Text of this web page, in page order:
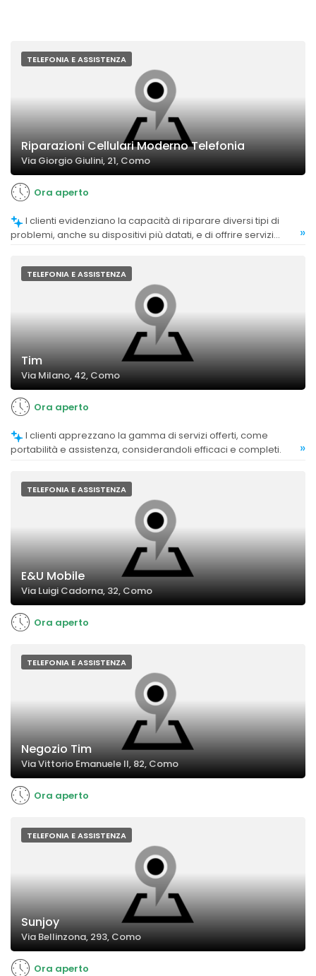
TELEFONIA E ASSISTENZA
Riparazioni Cellulari Moderno Telefonia
Via Giorgio Giulini, 21, Como
Ora aperto
problemi, anche su dispositivi più datati, e di offrire servizi
»
TELEFONIA E ASSISTENZA
Tim
Via Milano, 42, Como
Ora aperto
portabilità e assistenza, considerandoli efficaci e completi.
»
TELEFONIA E ASSISTENZA
E&U Mobile
Via Luigi Cadorna, 32, Como
Ora aperto
TELEFONIA E ASSISTENZA
Negozio Tim
Via Vittorio Emanuele II, 82, Como
Ora aperto
TELEFONIA E ASSISTENZA
Sunjoy
Via Bellinzona, 293, Como
Ora aperto